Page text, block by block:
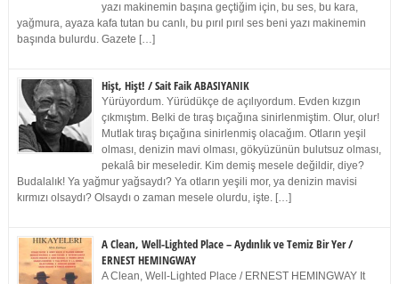
yazı makinemin başına geçtiğim için, bu ses, bu kara,
yağmura, ayaza kafa tutan bu canlı, bu pırıl pırıl ses beni yazı makinemin
başında bulurdu. Gazete […]
Hişt, Hişt! / Sait Faik ABASIYANIK
Yürüyordum. Yürüdükçe de açılıyordum. Evden kızgın
çıkmıştım. Belki de tıraş bıçağına sinirlenmiştim. Olur, olur!
Mutlak tıraş bıçağına sinirlenmiş olacağım. Otların yeşil
olması, denizin mavi olması, gökyüzünün bulutsuz olması,
pekalâ bir meseledir. Kim demiş mesele değildir, diye?
Budalalık! Ya yağmur yağsaydı? Ya otların yeşili mor, ya denizin mavisi
kırmızı olsaydı? Olsaydı o zaman mesele olurdu, işte. […]
A Clean, Well-Lighted Place – Aydınlık ve Temiz Bir Yer /
ERNEST HEMINGWAY
A Clean, Well-Lighted Place / ERNEST HEMINGWAY It